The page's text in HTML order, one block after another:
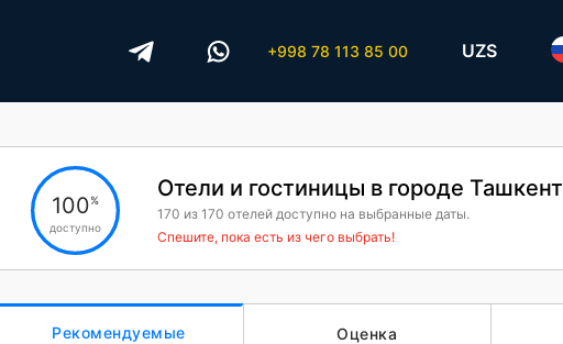
+998 78 113 85 00 UZS
100%
доступно
Отели и гостиницы в городе Ташкент
170 из 170 отелей доступно на выбранные даты.
Спешите, пока есть из чего выбрать!
Рекомендуемые Оценка